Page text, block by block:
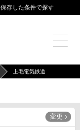
保存した条件で探す
上毛電気鉄道
変更